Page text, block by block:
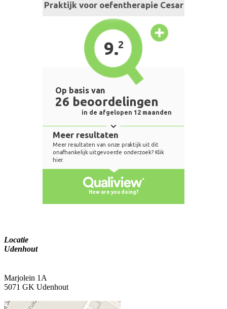
Locatie
Udenhout
Marjolein 1A
5071 GK Udenhout